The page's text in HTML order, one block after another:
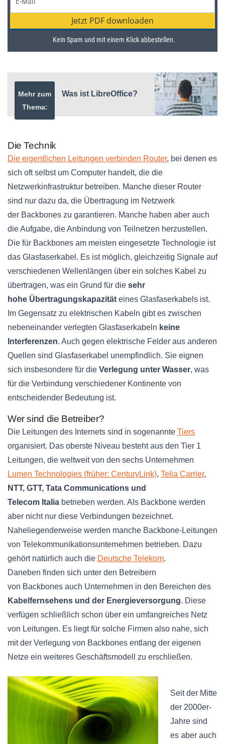
Mehr zum
Thema:
Was ist LibreOffice?
Die Technik
Die eigentlichen Leitungen verbinden Router, bei denen es
sich oft selbst um Computer handelt, die die
Netzwerkinfrastruktur betreiben. Manche dieser Router
sind nur dazu da, die Übertragung im Netzwerk
der Backbones zu garantieren. Manche haben aber auch
die Aufgabe, die Anbindung von Teilnetzen herzustellen.
Die für Backbones am meisten eingesetzte Technologie ist
das Glasfaserkabel. Es ist möglich, gleichzeitig Signale auf
verschiedenen Wellenlängen über ein solches Kabel zu
übertragen, was ein Grund für die sehr
hohe Übertragungskapazität eines Glasfaserkabels ist.
Im Gegensatz zu elektrischen Kabeln gibt es zwischen
nebeneinander verlegten Glasfaserkabeln keine
Interferenzen. Auch gegen elektrische Felder aus anderen
Quellen sind Glasfaserkabel unempfindlich. Sie eignen
sich insbesondere für die Verlegung unter Wasser, was
für die Verbindung verschiedener Kontinente von
entscheidender Bedeutung ist.
Wer sind die Betreiber?
Die Leitungen des Internets sind in sogenannte Tiers
organisiert. Das oberste Niveau besteht aus den Tier 1
Leitungen, die weltweit von den sechs Unternehmen
Lumen Technologies (früher: CenturyLink), Telia Carrier,
NTT, GTT, Tata Communications und
Telecom Italia betrieben werden. Als Backbone werden
aber nicht nur diese Verbindungen bezeichnet.
Naheliegenderweise werden manche Backbone-Leitungen
von Telekommunikationsunternehmen betrieben. Dazu
gehört natürlich auch die Deutsche Telekom.
Daneben finden sich unter den Betreibern
von Backbones auch Unternehmen in den Bereichen des
Kabelfernsehens und der Energieversorgung. Diese
verfügen schließlich schon über ein umfangreiches Netz
von Leitungen. Es liegt für solche Firmen also nahe, sich
mit der Verlegung von Backbones entlang der eigenen
Netze ein weiteres Geschäftsmodell zu erschließen.
Seit der Mitte
der 2000er-
Jahre sind
es aber auch